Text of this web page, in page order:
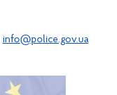
info@police.gov.ua